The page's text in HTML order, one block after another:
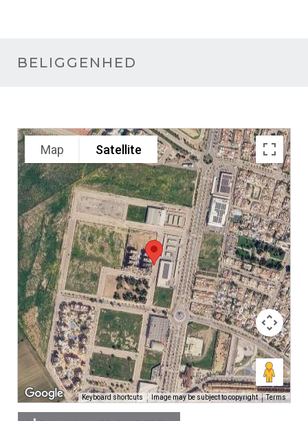
BELIGGENHED
Map Satellite
Keyboard shortcuts Image may be subject to copyright Terms